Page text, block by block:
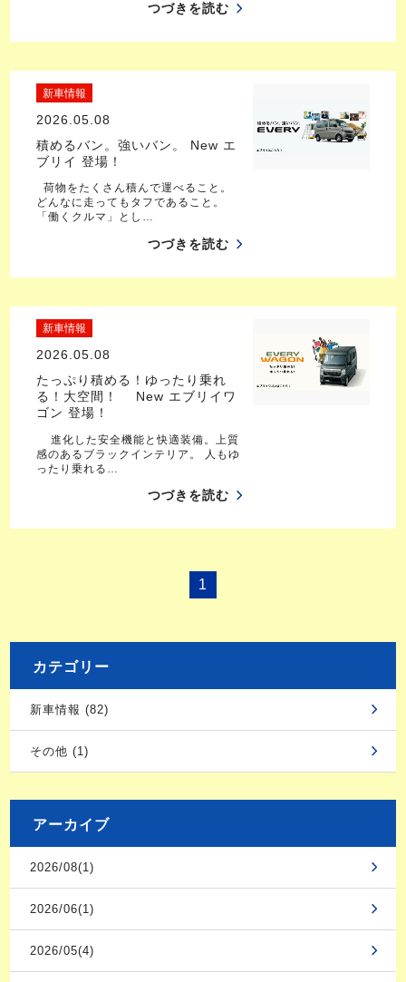
つづきを読む
新車情報
2026.05.08
積めるバン。強いバン。 New エ
ブリイ 登場！
荷物をたくさん積んで運べること。
どんなに走ってもタフであること。
「働くクルマ」とし…
つづきを読む
新車情報
2026.05.08
たっぷり積める！ゆったり乗れ
る！大空間！ New エブリイワ
ゴン 登場！
進化した安全機能と快適装備。上質
感のあるブラックインテリア。 人もゆ
ったり乗れる…
つづきを読む
1
カテゴリー
新車情報 (82)
その他 (1)
アーカイブ
2026/08(1)
2026/06(1)
2026/05(4)